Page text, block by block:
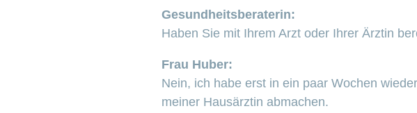
Gesundheitsberaterin:
Haben Sie mit Ihrem Arzt oder Ihrer Ärztin
Frau Huber:
Nein, ich habe erst in ein paar Wochen
meiner Hausärztin abmachen.